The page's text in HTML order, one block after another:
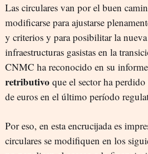
Las circulares van por el buen
modificarse para ajustarse
y criterios y para posibilitar la
infraestructuras gasistas en la
CNMC ha reconocido en su
retributivo que el sector ha
de euros en el último período
Por eso, en esta encrucijada es
circulares se modifiquen en los